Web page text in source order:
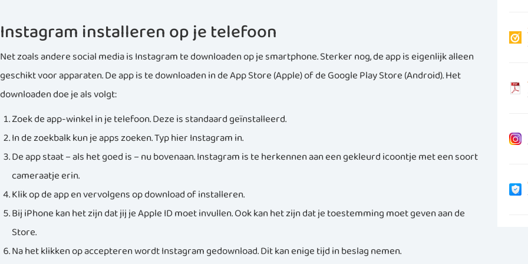
Instagram installeren op je telefoon
Net zoals andere social media is Instagram te downloaden op je smartphone. Sterker nog, de app is eigenlijk alleen
geschikt voor apparaten. De app is te downloaden in de App Store (Apple) of de Google Play Store (Android). Het
downloaden doe je als volgt:
Zoek de app-winkel in je telefoon. Deze is standaard geïnstalleerd.
In de zoekbalk kun je apps zoeken. Typ hier Instagram in.
De app staat – als het goed is – nu bovenaan. Instagram is te herkennen aan een gekleurd icoontje met een soort
cameraatje erin.
Klik op de app en vervolgens op download of installeren.
Bij iPhone kan het zijn dat jij je Apple ID moet invullen. Ook kan het zijn dat je toestemming moet geven aan de
Store.
Na het klikken op accepteren wordt Instagram gedownload. Dit kan enige tijd in beslag nemen.